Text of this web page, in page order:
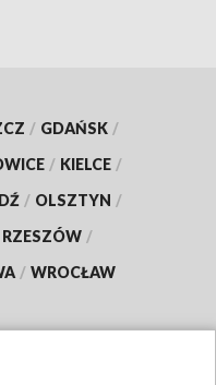
/ GDAŃSK /
/ KIELCE /
/ OLSZTYN /
RZESZÓW /
/ WROCŁAW